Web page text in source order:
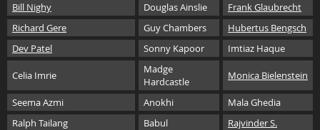
Bill Nighy
Douglas Ainslie
Frank Glaubrecht
Richard Gere
Guy Chambers
Hubertus Bengsch
Dev Patel
Sonny Kapoor Imtiaz Haque
Celia Imrie
Madge
Hardcastle
Monica Bielenstein
Seema Azmi Anokhi
Mala Ghedia
Ralph Tailang
Babul
Rajvinder S.